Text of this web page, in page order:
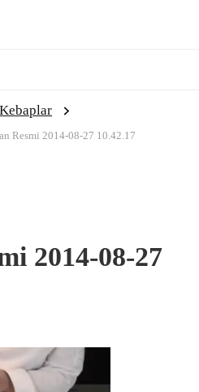
Resmi 2014-08-27 10.42.17
2014-08-27